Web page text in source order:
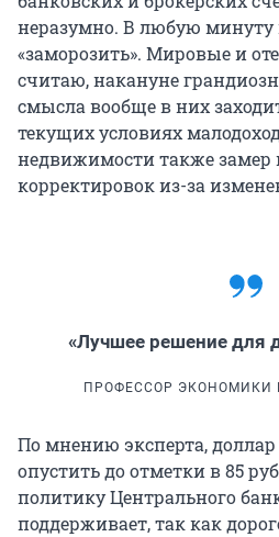
неразумно. В любую минуту
«заморозить». Мировые и
считаю, накануне
смысла вообще в них
текущих условиях
недвижимости также замер
корректировок из-за
«Лучшее решение для
ПРОФЕССОР ЭКОНОМИКИ
По мнению эксперта, доллар
опустить до отметки в 85
политику Центрального
поддерживает, так как